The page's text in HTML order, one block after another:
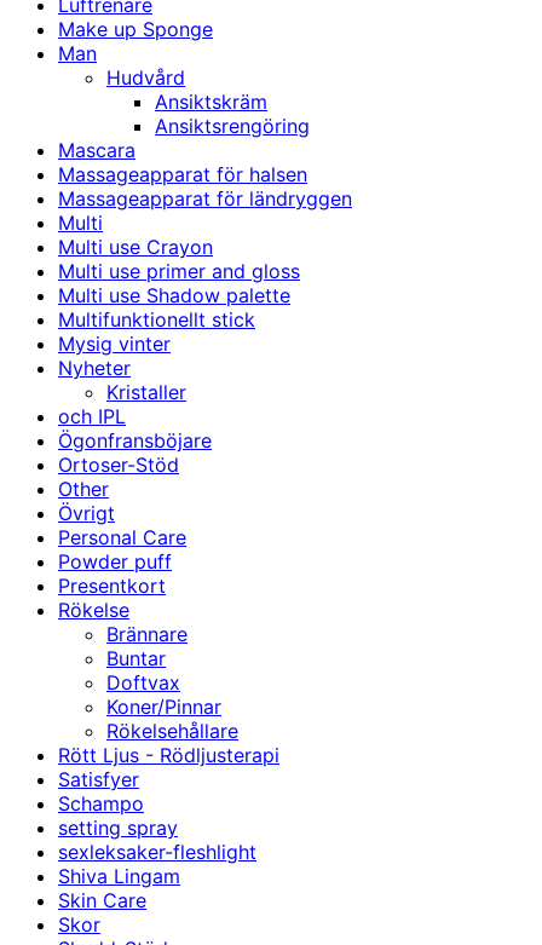
Luftrenare
Make up Sponge
Man
Hudvård
Ansiktskräm
Ansiktsrengöring
Mascara
Massageapparat för halsen
Massageapparat för ländryggen
Multi
Multi use Crayon
Multi use primer and gloss
Multi use Shadow palette
Multifunktionellt stick
Mysig vinter
Nyheter
Kristaller
och IPL
Ögonfransböjare
Ortoser-Stöd
Other
Övrigt
Personal Care
Powder puff
Presentkort
Rökelse
Brännare
Buntar
Doftvax
Koner/Pinnar
Rökelsehållare
Rött Ljus - Rödljusterapi
Satisfyer
Schampo
setting spray
sexleksaker-fleshlight
Shiva Lingam
Skin Care
Skor